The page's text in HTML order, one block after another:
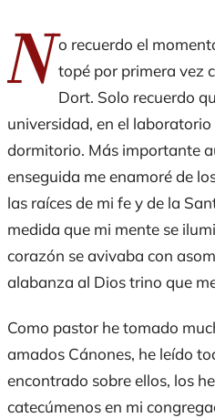
N o recuerdo el
topé por primera vez
Dort. Solo recuerdo
universidad, en el
dormitorio. Más importante
enseguida me enamoré de
las raíces de mi fe y de la
medida que mi mente se
corazón se avivaba con
alabanza al Dios trino que
Como pastor he tomado
amados Cánones, he leído
encontrado sobre ellos, los
catecúmenos en mi